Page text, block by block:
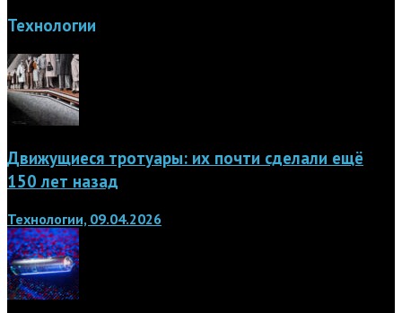
Технологии
Движущиеся тротуары: их почти сделали ещё
150 лет назад
Технологии, 09.04.2026